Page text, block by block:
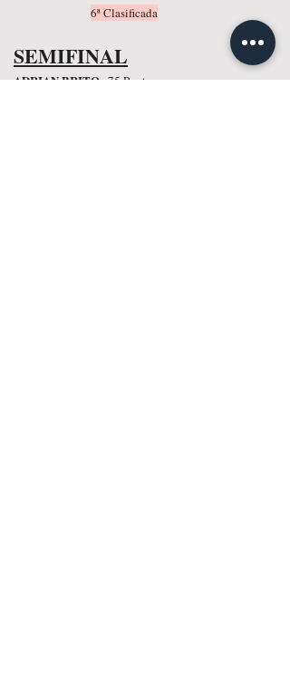
6ª Clasificada
SEMIFINAL
ADRIAN BRITO ·75 Puntos